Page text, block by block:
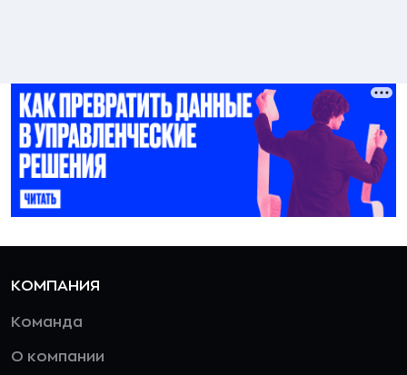
КОМПАНИЯ
Команда
О компании